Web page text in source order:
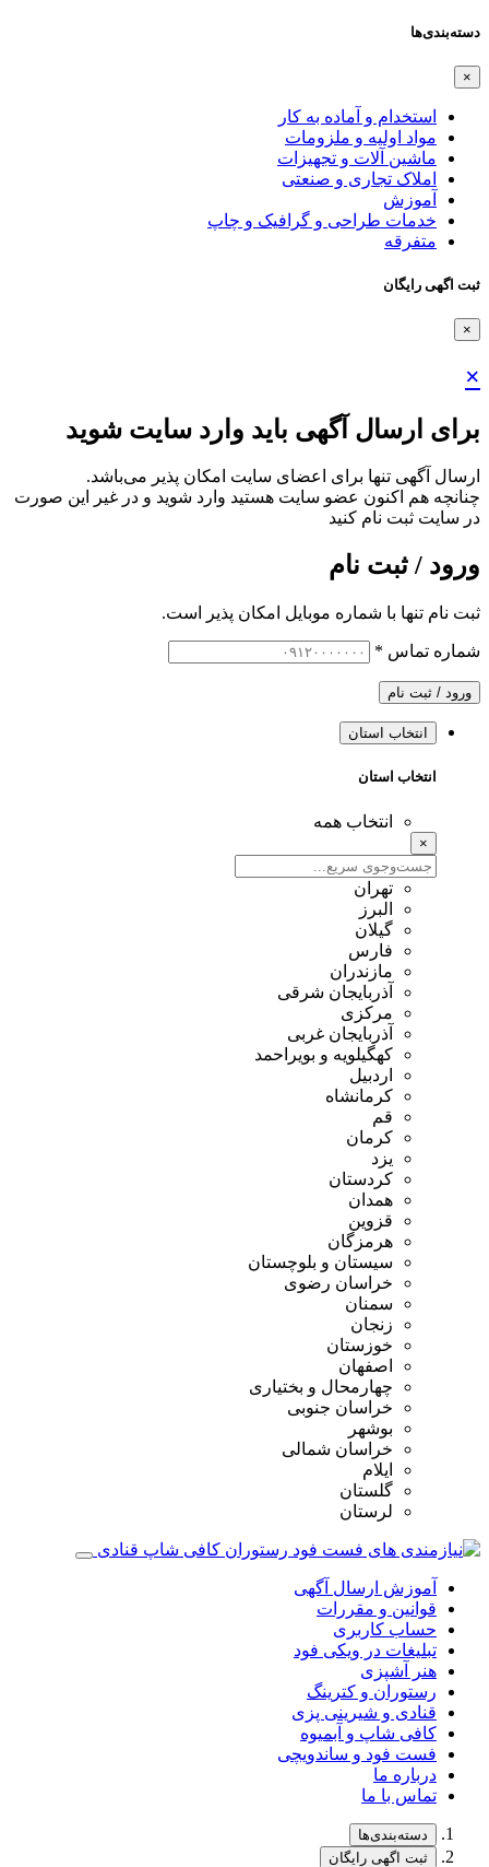
دسته‌بندی‌ها
×
استخدام و آماده به کار
مواد اولیه و ملزومات
ماشین آلات و تجهیزات
املاک تجاری و صنعتی
آموزش
خدمات طراحی و گرافیک و چاپ
متفرقه
ثبت اگهی رایگان
×
×
برای ارسال آگهی باید وارد سایت شوید
ارسال آگهی تنها برای اعضای سایت امکان پذیر می‌باشد.
چنانچه هم‌ اکنون عضو سایت هستید وارد شوید و در غیر این صورت
در سایت ثبت نام کنید
ورود / ثبت نام
ثبت نام تنها با شماره موبایل امکان پذیر است.
شماره تماس *
ورود / ثبت نام
انتخاب استان
انتخاب استان
انتخاب همه
×
تهران
البرز
گیلان
فارس
مازندران
آذربایجان شرقی
مرکزی
آذربایجان غربی
کهگیلویه و بویراحمد
اردبیل
کرمانشاه
قم
کرمان
یزد
کردستان
همدان
قزوین
هرمزگان
سیستان و بلوچستان
خراسان رضوی
سمنان
زنجان
خوزستان
اصفهان
چهارمحال و بختیاری
خراسان جنوبی
بوشهر
خراسان شمالی
ایلام
گلستان
لرستان
آموزش ارسال آگهی
قوانین و مقررات
حساب کاربری
تبلیغات در ویکی فود
هنر آشپزی
رستوران و کترینگ
قنادی و شیرینی پزی
کافی شاپ و آبمیوه
فست فود و ساندویچی
درباره ما
تماس با ما
دسته‌بندی‌ها
ثبت اگهی رایگان